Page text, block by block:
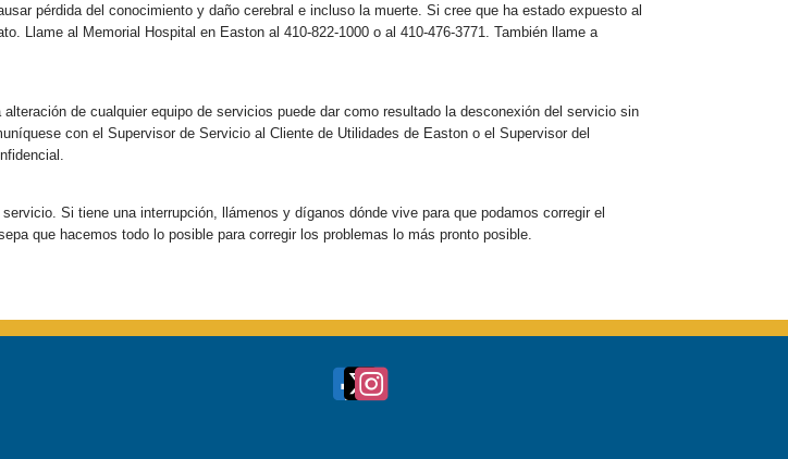
pérdida del conocimiento y daño cerebral e incluso la muerte. Si cree que ha estado expuesto al
Llame al Memorial Hospital en Easton al 410-822-1000 o al 410-476-3771. También llame a
de cualquier equipo de servicios puede dar como resultado la desconexión del servicio sin
con el Supervisor de Servicio al Cliente de Utilidades de Easton o el Supervisor del
Si tiene una interrupción, llámenos y díganos dónde vive para que podamos corregir el
que hacemos todo lo posible para corregir los problemas lo más pronto posible.